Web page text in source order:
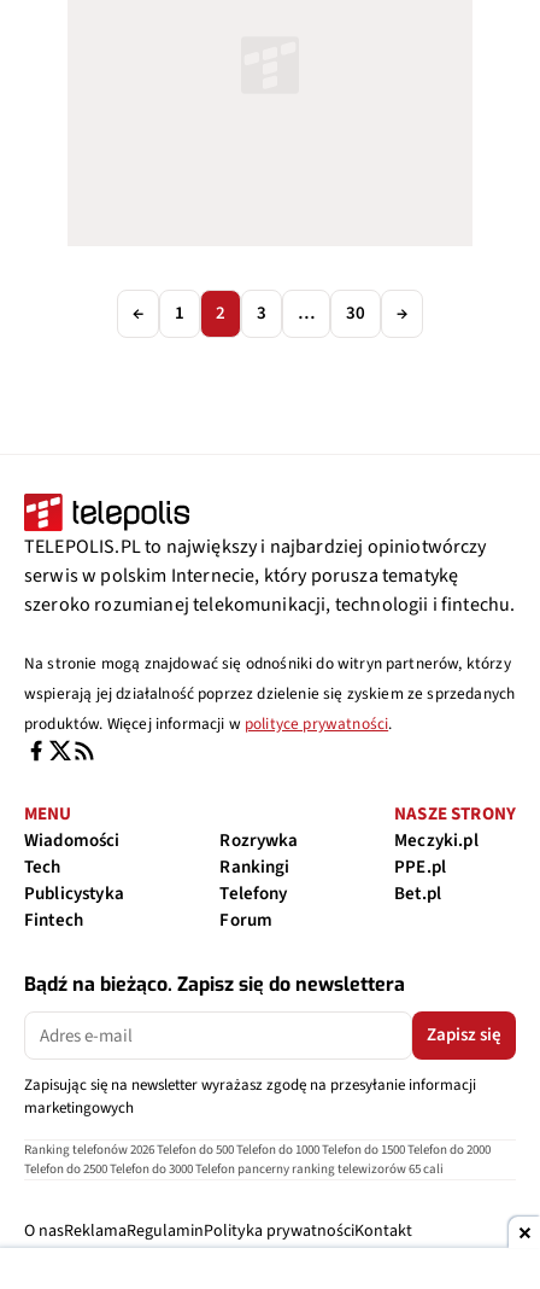
← 1 2 3 … 30 →
TELEPOLIS.PL to największy i najbardziej opiniotwórczy
serwis w polskim Internecie, który porusza tematykę
szeroko rozumianej telekomunikacji, technologii i fintechu.
Na stronie mogą znajdować się odnośniki do witryn partnerów, którzy
wspierają jej działalność poprzez dzielenie się zyskiem ze sprzedanych
produktów. Więcej informacji w polityce prywatności.
MENU
Wiadomości
Tech
Publicystyka
Fintech
Rozrywka
Rankingi
Telefony
Forum
NASZE STRONY
Meczyki.pl
PPE.pl
Bet.pl
Bądź na bieżąco. Zapisz się do newslettera
Zapisz się
Zapisując się na newsletter wyrażasz zgodę na przesyłanie informacji
marketingowych
Ranking telefonów 2026Telefon do 500Telefon do 1000Telefon do 1500Telefon do 2000
Telefon do 2500Telefon do 3000Telefon pancerny ranking telewizorów 65 cali
O nasReklamaRegulaminPolityka prywatnościKontakt